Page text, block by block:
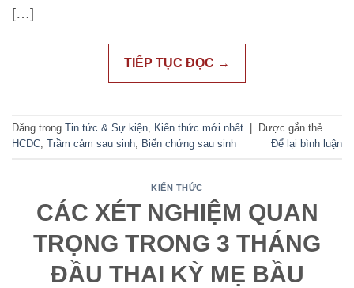
[…]
TIẾP TỤC ĐỌC →
Đăng trong Tin tức & Sự kiện, Kiến thức mới nhất
Được gắn thẻ
HCDC, Trầm cảm sau sinh, Biến chứng sau sinh Để lại bình luận
KIẾN THỨC
CÁC XÉT NGHIỆM QUAN
TRỌNG TRONG 3 THÁNG
ĐẦU THAI KỲ MẸ BẦU